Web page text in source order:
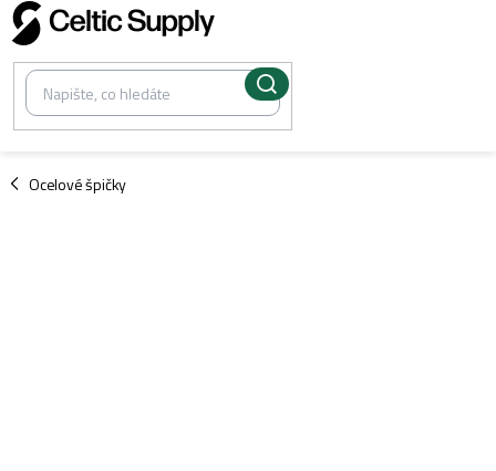
Přejít
na
obsah
Ocelové špičky
/